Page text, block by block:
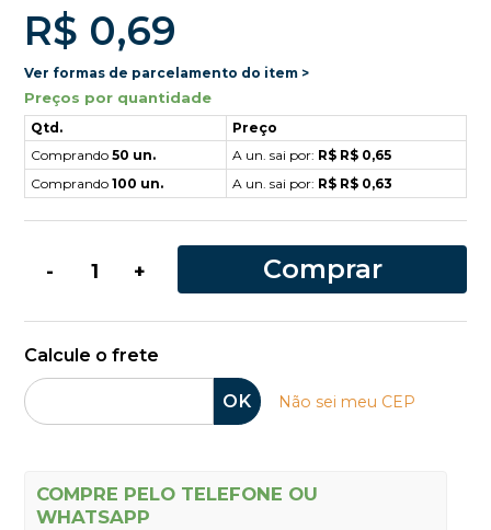
R$ 0,69
Ver formas de parcelamento do item >
Preços por quantidade
Qtd.
Preço
Comprando 50 un. A un. sai por: R$ R$ 0,65
Comprando 100 un. A un. sai por: R$ R$ 0,63
- + Comprar
Calcule o frete
OK Não sei meu CEP
COMPRE PELO TELEFONE OU
WHATSAPP